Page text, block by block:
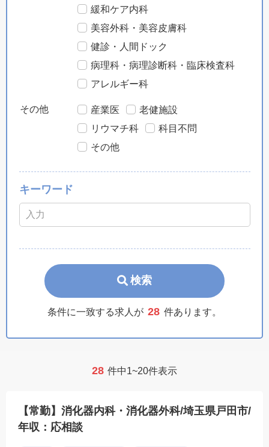
緩和ケア内科
美容外科・美容皮膚科
健診・人間ドック
病理科・病理診断科・臨床検査科
アレルギー科
その他 産業医
老健施設
リウマチ科
科目不問
その他
キーワード
検索
条件に一致する求人が 28 件あります。
28 件中1~20件表示
【常勤】消化器内科・消化器外科/埼玉県戸田市/
年収：応相談